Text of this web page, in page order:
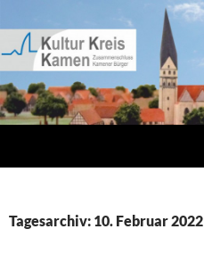
Inhalt
springen
Tagesarchiv: 10. Februar 2022